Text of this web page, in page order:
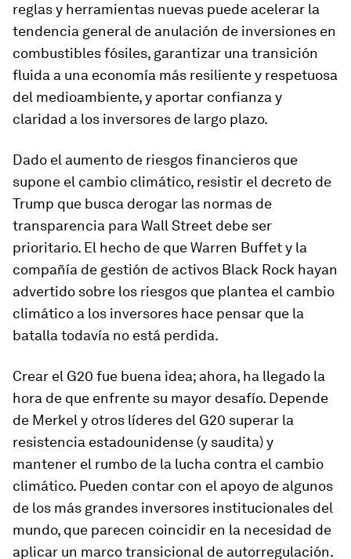
reglas y herramientas nuevas puede acelerar la
tendencia general de anulación de inversiones en
combustibles fósiles, garantizar una transición
fluida a una economía más resiliente y respetuosa
del medioambiente, y aportar confianza y
claridad a los inversores de largo plazo.
Dado el aumento de riesgos financieros que
supone el cambio climático, resistir el decreto de
Trump que busca derogar las normas de
transparencia para Wall Street debe ser
prioritario. El hecho de que Warren Buffet y la
compañía de gestión de activos Black Rock hayan
advertido sobre los riesgos que plantea el cambio
climático a los inversores hace pensar que la
batalla todavía no está perdida.
Crear el G20 fue buena idea; ahora, ha llegado la
hora de que enfrente su mayor desafío. Depende
de Merkel y otros líderes del G20 superar la
resistencia estadounidense (y saudita) y
mantener el rumbo de la lucha contra el cambio
climático. Pueden contar con el apoyo de algunos
de los más grandes inversores institucionales del
mundo, que parecen coincidir en la necesidad de
aplicar un marco transicional de autorregulación.